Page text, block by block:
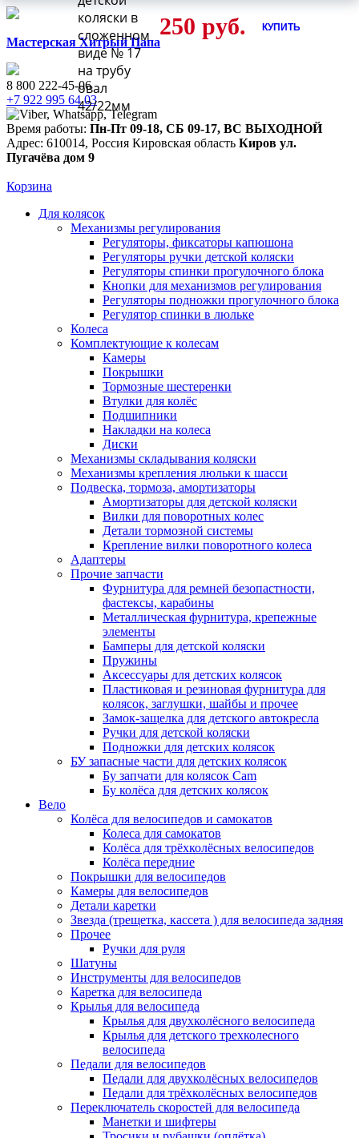
Мастерская Хитрый Папа
8 800 222-45-06
+7 922 995 64 03
Время работы: Пн-Пт 09-18, СБ 09-17, ВС ВЫХОДНОЙ
Адрес: 610014, Россия Кировская область Киров ул.
Пугачёва дом 9
Корзина
Для колясок
Механизмы регулирования
Регуляторы, фиксаторы капюшона
Регуляторы ручки детской коляски
Регуляторы спинки прогулочного блока
Кнопки для механизмов регулирования
Регуляторы подножки прогулочного блока
Регулятор спинки в люльке
Колеса
Комплектующие к колесам
Камеры
Покрышки
Тормозные шестеренки
Втулки для колёс
Подшипники
Накладки на колеса
Диски
Механизмы складывания коляски
Механизмы крепления люльки к шасси
Подвеска, тормоза, амортизаторы
Амортизаторы для детской коляски
Вилки для поворотных колес
Детали тормозной системы
Крепление вилки поворотного колеса
Адаптеры
Прочие запчасти
Фурнитура для ремней безопастности,
фастексы, карабины
Металлическая фурнитура, крепежные
элементы
Бамперы для детской коляски
Пружины
Аксессуары для детских колясок
Пластиковая и резиновая фурнитура для
колясок, заглушки, шайбы и прочее
Замок-защелка для детского автокресла
Ручки для детской коляски
Подножки для детских колясок
БУ запасные части для детских колясок
Бу запчати для колясок Cam
Бу колёса для детских колясок
Вело
Колёса для велосипедов и самокатов
Колеса для самокатов
Колёса для трёхколёсных велосипедов
Колёса передние
Покрышки для велосипедов
Камеры для велосипедов
Детали каретки
Звезда (трещетка, кассета ) для велосипеда задняя
Прочее
Ручки для руля
Шатуны
Инструменты для велосипедов
Каретка для велосипеда
Крылья для велосипеда
Крылья для двухколёсного велосипеда
Крылья для детского трехколесного
велосипеда
Педали для велосипедов
Педали для двухколёсных велосипедов
Педали для трёхколёсных велосипедов
Переключатель скоростей для велосипеда
Манетки и шифтеры
коляски в
сложенном
виде № 17
на трубу
овал
42/22мм
250 руб. КУПИТЬ